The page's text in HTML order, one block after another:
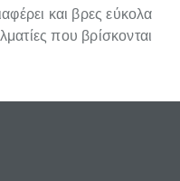
και βρες εύκολα
που βρίσκονται